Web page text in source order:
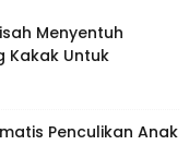
Menyentuh
Kakak Untuk
Penculikan Anak